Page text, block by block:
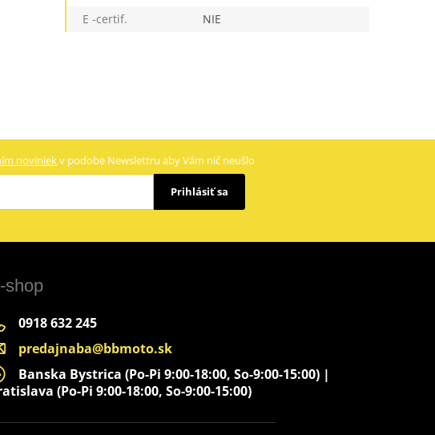
E -certif.
NIE
noviniekv podobe Newslettru aby Vám nič neušlo
Prihlásiť sa
shop
0918 632 245
predajnaba@bbmoto.sk
Banska Bystrica (Po-Pi 9:00-18:00, So-9:00-15:00) |
(Po-Pi 9:00-18:00, So-9:00-15:00)